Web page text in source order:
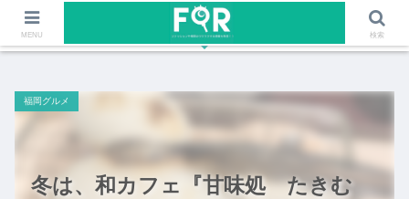
ファッションや福岡のワクワクする情報を発信！！
冬は、和カフェ『甘味処 たきむ
福岡グルメ
MENU 検索